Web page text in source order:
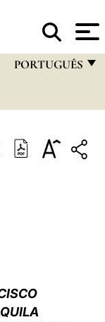
PORTUGUÊS
ITALIANO
中文